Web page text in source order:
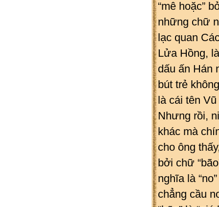
“mê hoặc”
những chữ
lạc quan
Lửa Hồng,
dấu ấn Hán
bút trẻ
là cái tên
Nhưng rồi,
khác mà
cho ông
bởi chữ
nghĩa là
chẳng cầu